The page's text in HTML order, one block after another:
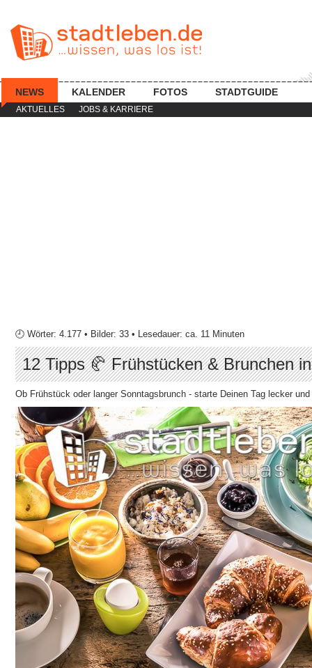
AKTUELLES JOBS & KARRIERE
NEWS KALENDER FOTOS STADTGUIDE
🕘 Wörter: 4.177 • Bilder: 33 • Lesedauer: ca. 11 Minuten
12 Tipps 🥐 Frühstücken & Brunchen
Ob Frühstück oder langer Sonntagsbrunch - starte Deinen Tag lecker